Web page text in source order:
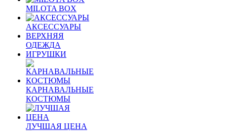
MILOTA BOX
АКСЕССУАРЫ
ВЕРХНЯЯ
ОДЕЖДА
ИГРУШКИ
КАРНАВАЛЬНЫЕ
КОСТЮМЫ
ЛУЧШАЯ ЦЕНА